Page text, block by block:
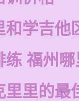
和学吉他
练 福州
里里的最